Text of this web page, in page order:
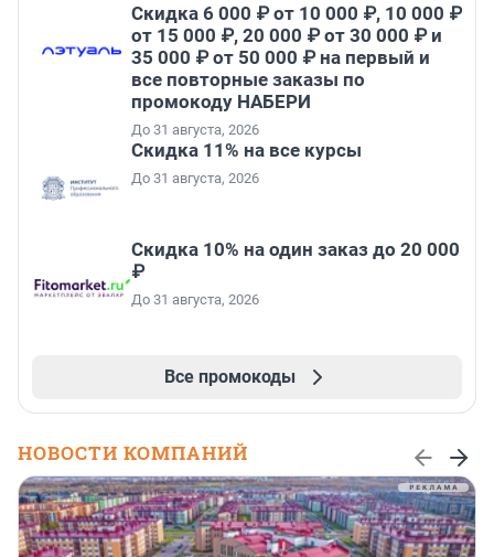
Скидка 6 000 ₽ от 10 000 ₽, 10 000 ₽
от 15 000 ₽, 20 000 ₽ от 30 000 ₽ и
35 000 ₽ от 50 000 ₽ на первый и
все повторные заказы по
промокоду НАБЕРИ
До 31 августа, 2026
Скидка 11% на все курсы
До 31 августа, 2026
Скидка 10% на один заказ до 20 000
₽
До 31 августа, 2026
Все промокоды
НОВОСТИ КОМПАНИЙ